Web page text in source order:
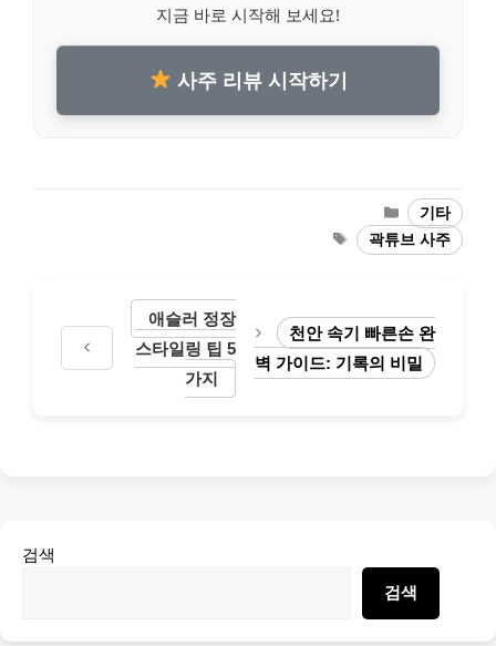
지금 바로 시작해 보세요!
사주 리뷰 시작하기
Categories
기타
Tags곽튜브 사주
애슬러 정장
스타일링 팁 5
가지
천안 속기 빠른손 완
벽 가이드: 기록의 비밀
검색
검색